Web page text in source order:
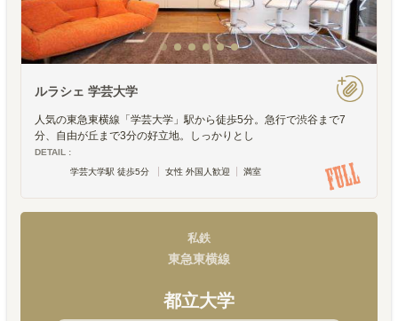
ルラシェ 学芸大学
人気の東急東横線「学芸大学」駅から徒歩5分。急行で渋谷まで7
分、自由が丘まで3分の好立地。しっかりとし
DETAIL :
学芸大学駅 徒歩5分
女性 外国人歓迎 満室
私鉄
東急東横線
都立大学